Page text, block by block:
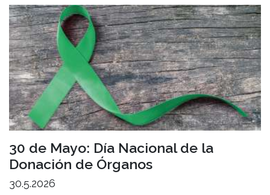
30 de Mayo: Día Nacional de la
Donación de Órganos
30.5.2026